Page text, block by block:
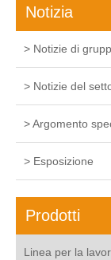
Notizia
> Notizie di
> Notizie del
> Argomento
> Esposizione
Prodotti
Linea per la